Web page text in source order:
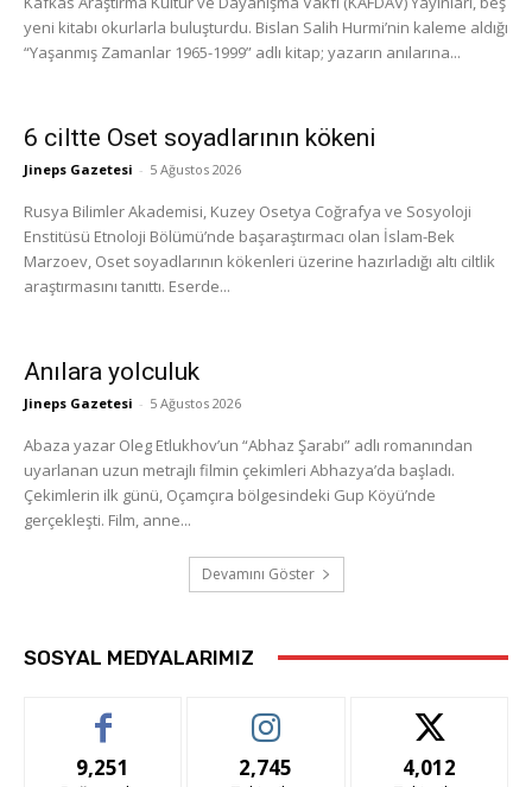
yeni kitabı okurlarla buluşturdu. Bislan Salih Hurmi’nin kaleme aldığı
“Yaşanmış Zamanlar 1965-1999” adlı kitap; yazarın anılarına...
6 ciltte Oset soyadlarının kökeni
Jineps Gazetesi - 5 Ağustos 2026
Rusya Bilimler Akademisi, Kuzey Osetya Coğrafya ve Sosyoloji
Enstitüsü Etnoloji Bölümü’nde başaraştırmacı olan İslam-Bek
Marzoev, Oset soyadlarının kökenleri üzerine hazırladığı altı ciltlik
araştırmasını tanıttı. Eserde...
Anılara yolculuk
Jineps Gazetesi - 5 Ağustos 2026
Abaza yazar Oleg Etlukhov’un “Abhaz Şarabı” adlı romanından
uyarlanan uzun metrajlı filmin çekimleri Abhazya’da başladı.
Çekimlerin ilk günü, Oçamçıra bölgesindeki Gup Köyü’nde
gerçekleşti. Film, anne...
Devamını Göster
SOSYAL MEDYALARIMIZ
9,251 2,745 4,012